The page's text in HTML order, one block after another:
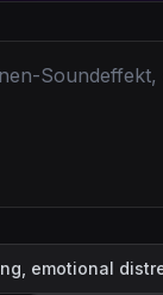
emotional